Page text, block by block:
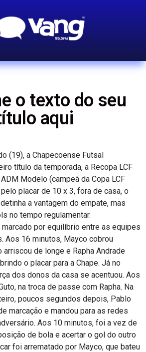
o texto do seu
aqui
(19), a Chapecoense Futsal
título da temporada, a Recopa LCF
Modelo (campeã da Copa LCF
placar de 10 x 3, fora de casa, o
a vantagem do empate, mas
no tempo regulamentar.
por equilíbrio entre as equipes
Aos 16 minutos, Mayco cobrou
de longe e Rapha Andrade
o placar para a Chape. Já no
dos donos da casa se acentuou. Aos
na troca de passe com Rapha. Na
poucos segundos depois, Pablo
marcação e mandou para as redes
Aos 10 minutos, foi a vez de
de bola e acertar o gol do outro
foi arrematado por Mayco, que bateu